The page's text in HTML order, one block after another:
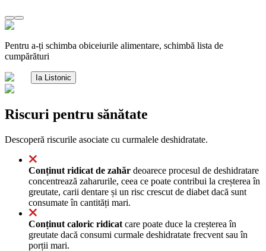
Pentru a-ți schimba obiceiurile alimentare, schimbă lista de
cumpărături
Ia Listonic
Riscuri pentru sănătate
Descoperă riscurile asociate cu curmalele deshidratate.
Conținut ridicat de zahăr deoarece procesul de deshidratare
concentrează zaharurile, ceea ce poate contribui la creșterea în
greutate, carii dentare și un risc crescut de diabet dacă sunt
consumate în cantități mari.
Conținut caloric ridicat care poate duce la creșterea în
greutate dacă consumi curmale deshidratate frecvent sau în
porții mari.